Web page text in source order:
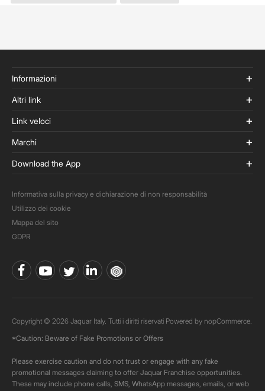
Informazioni
Altri link
Link veloci
Marchi
Download the App
Informativa sulla privacy e dichiarazione di non responsabilità
Utilizzo dei cookie
Mappa del sito
GDPR
Copyright © 2026 Jaquar Italy. Tutti i diritti riservati Powered by nopCommerce.
*Caution: Beware of Fake Promotions or Offers
Please exercise caution and do not trust or engage with any fake
promotional messages claiming to offer Jaquar Franchise opportunities.
These may include phone calls, SMS, WhatsApp messages, emails, or web